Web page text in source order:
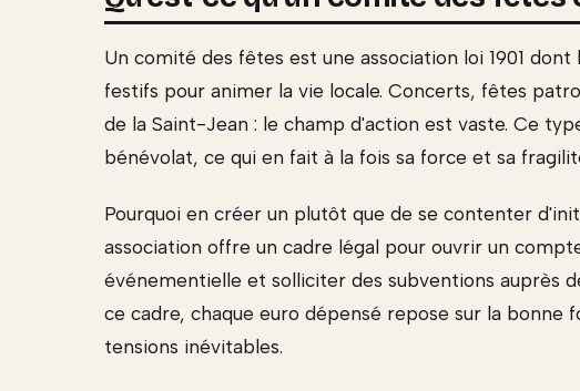
Un comité des fêtes est une association loi 1901
festifs pour animer la vie locale. Concerts, fêtes
de la Saint-Jean : le champ d'action est vaste. Ce
bénévolat, ce qui en fait à la fois sa force et sa
Pourquoi en créer un plutôt que de se contenter
association offre un cadre légal pour ouvrir un
événementielle et solliciter des subventions auprès
ce cadre, chaque euro dépensé repose sur la bonne
tensions inévitables.